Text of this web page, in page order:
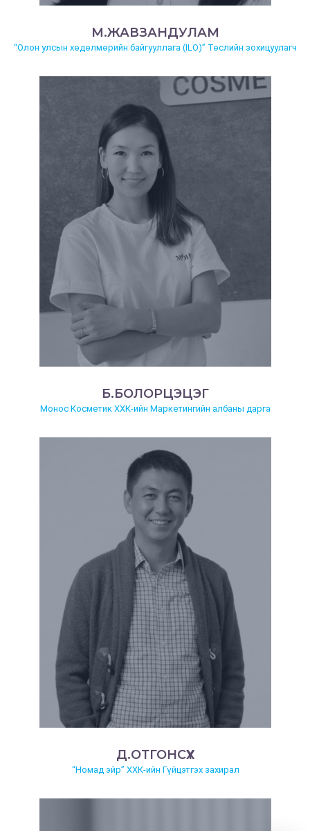
М.ЖАВЗАНДУЛАМ
“Олон улсын хөдөлмөрийн байгууллага (ILO)” Төслийн зохицуулагч
Б.БОЛОРЦЭЦЭГ
Монос Косметик ХХК-ийн Маркетингийн албаны дарга
Д.ОТГОНСҮХ
“Номад эйр” ХХК-ийн Гүйцэтгэх захирал